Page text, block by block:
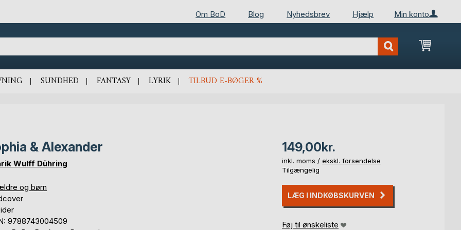
Min konto
Om BoD Blog Nyhedsbrev Hjælp
Min
SUNDHED FANTASY LYRIK TILBUD E-BØGER %
& Alexander
Wulff Dühring
og børn
9788743004509
149,00kr.
inkl. moms / ekskl. forsendelse
Tilgængelig
LÆG I INDKØBSKURVEN
Føj til ønskeliste